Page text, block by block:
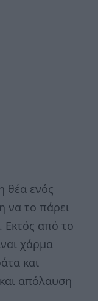
θέα ενός
να το πάρει
Εκτός από το
χάρμα
και
απόλαυση